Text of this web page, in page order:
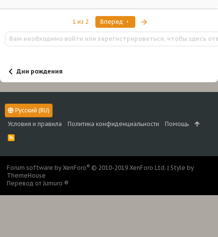
1 из 2 Вперед
Вам необходимо войти или зарегистрироваться, чтобы здесь
Дни рождения
Русский (RU)
Условия и правила
Политика конфиденциальности Помощь
R
S
Forum software by XenForo® © 2010-2019 XenForo Ltd. | Style by
ThemeHouse
Перевод от Jumuro ®